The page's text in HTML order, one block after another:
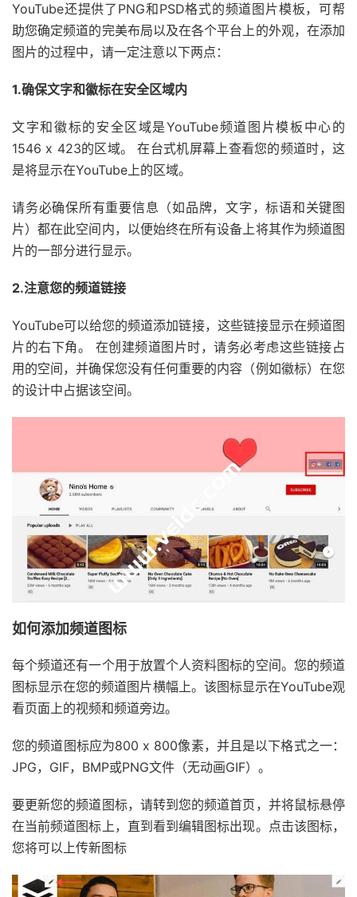
YouTube还提供了PNG和PSD格式的频道图片模板，可帮
助您确定频道的完美布局以及在各个平台上的外观，在添加
图片的过程中，请一定注意以下两点：
1.确保文字和徽标在安全区域内
文字和徽标的安全区域是YouTube频道图片模板中心的
1546 x 423的区域。 在台式机屏幕上查看您的频道时，这
是将显示在YouTube上的区域。
请务必确保所有重要信息（如品牌，文字，标语和关键图
片）都在此空间内，以便始终在所有设备上将其作为频道图
片的一部分进行显示。
2.注意您的频道链接
YouTube可以给您的频道添加链接，这些链接显示在频道图
片的右下角。 在创建频道图片时，请务必考虑这些链接占
用的空间，并确保您没有任何重要的内容（例如徽标）在您
的设计中占据该空间。
如何添加频道图标
每个频道还有一个用于放置个人资料图标的空间。您的频道
图标显示在您的频道图片横幅上。该图标显示在YouTube观
看页面上的视频和频道旁边。
您的频道图标应为800 x 800像素，并且是以下格式之一：
JPG，GIF，BMP或PNG文件（无动画GIF）。
要更新您的频道图标，请转到您的频道首页，并将鼠标悬停
在当前频道图标上，直到看到编辑图标出现。点击该图标，
您将可以上传新图标